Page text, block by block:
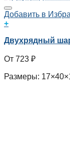
Добавить в
+
Двухрядный
723 ₽
Размеры: